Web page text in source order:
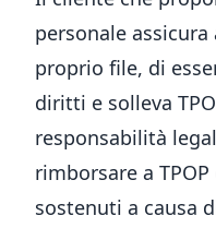
personale assicura
proprio file, di
diritti e solleva
responsabilità
rimborsare a
sostenuti a causa